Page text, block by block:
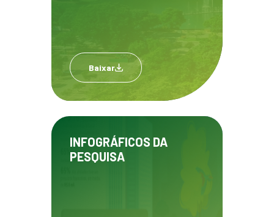
Baixar
INFOGRÁFICOS DA
PESQUISA